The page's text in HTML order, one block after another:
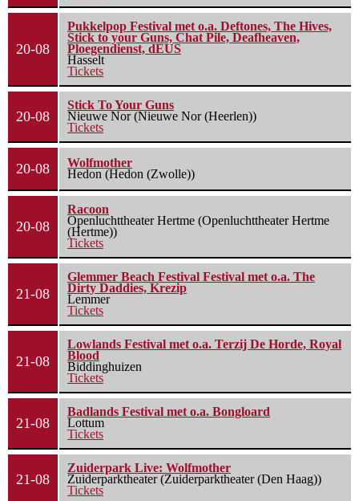
20-08
Pukkelpop Festival met o.a. Deftones, The Hives,
Stick to your Guns, Chat Pile, Deafheaven,
Ploegendienst, dEUS
Hasselt
Tickets
20-08
Stick To Your Guns
Nieuwe Nor (Nieuwe Nor (Heerlen))
Tickets
20-08
Wolfmother
Hedon (Hedon (Zwolle))
20-08
Racoon
Openluchttheater Hertme (Openluchttheater Hertme
(Hertme))
Tickets
21-08
Glemmer Beach Festival Festival met o.a. The
Dirty Daddies, Krezip
Lemmer
Tickets
21-08
Lowlands Festival met o.a. Terzij De Horde, Royal
Blood
Biddinghuizen
Tickets
21-08
Badlands Festival met o.a. Bongloard
Lottum
Tickets
21-08
Zuiderpark Live: Wolfmother
Zuiderparktheater (Zuiderparktheater (Den Haag))
Tickets